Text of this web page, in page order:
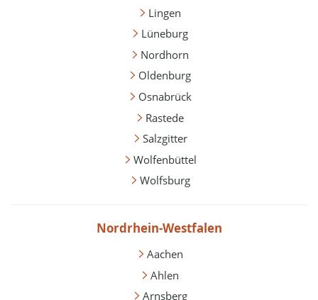
Lingen
Lüneburg
Nordhorn
Oldenburg
Osnabrück
Rastede
Salzgitter
Wolfenbüttel
Wolfsburg
Nordrhein-Westfalen
Aachen
Ahlen
Arnsberg